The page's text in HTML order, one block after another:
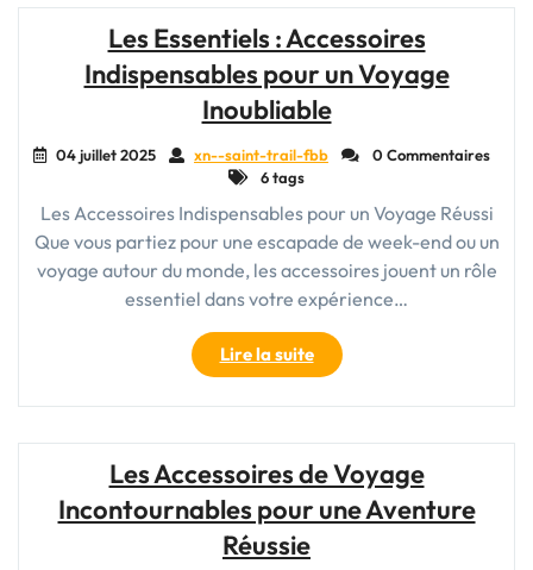
de
Voyage"
Les Essentiels : Accessoires
Indispensables pour un Voyage
Inoubliable
04 juillet 2025 xn--saint-trail-fbb
0 Commentaires
6 tags
Les Accessoires Indispensables pour un Voyage Réussi
Que vous partiez pour une escapade de week-end ou un
voyage autour du monde, les accessoires jouent un rôle
essentiel dans votre expérience…
Lire la suite"Les
Essentiels
:
pour
un
Les Accessoires de Voyage
Incontournables pour une Aventure
Réussie